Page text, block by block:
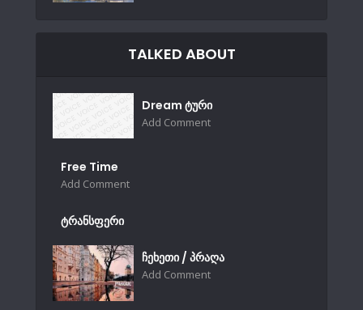
TALKED ABOUT
Dream ტური
Add Comment
Free Time
Add Comment
ტრანსფერი
ჩეხეთი / პრაღა
Add Comment